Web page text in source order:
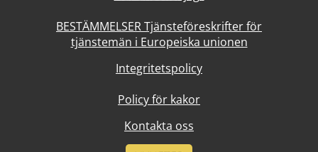
BESTÄMMELSER Tjänsteföreskrifter för
tjänstemän i Europeiska unionen
Integritetspolicy
Policy för kakor
Kontakta oss